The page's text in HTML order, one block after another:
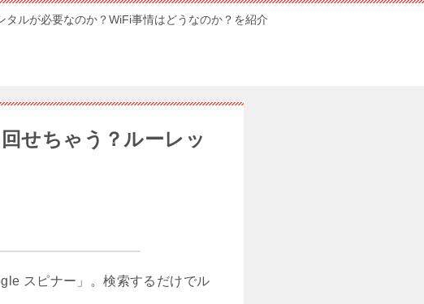
タルが必要なのか？WiFi事情はどうなのか？を紹介
せちゃう？ルーレッ
スピナー」。検索するだけでル